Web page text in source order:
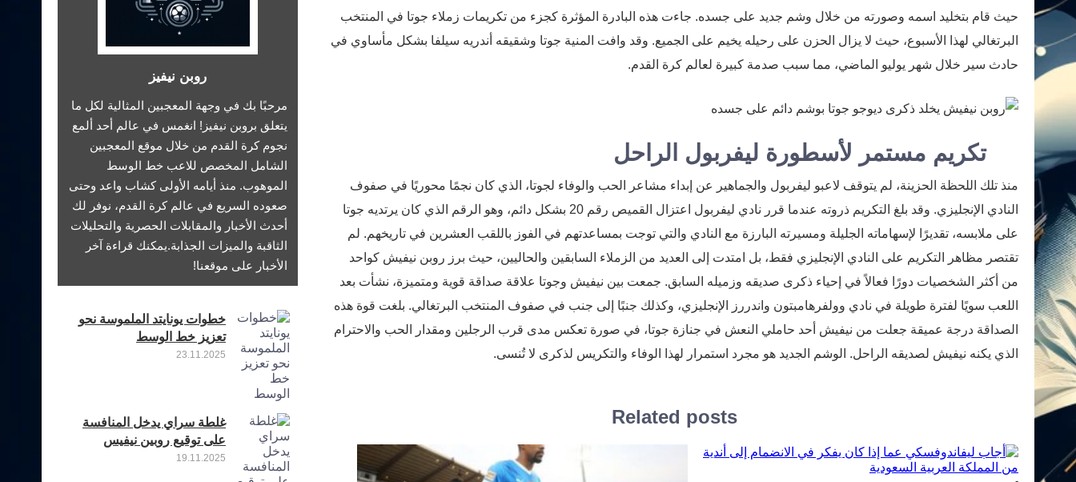
حيث قام بتخليد اسمه وصورته من خلال وشم جديد على جسده. جاءت هذه البادرة المؤثرة كجزء من تكريمات زملاء جوتا في المنتخب
البرتغالي لهذا الأسبوع، حيث لا يزال الحزن على رحيله يخيم على الجميع. وقد وافت المنية جوتا وشقيقه أندريه سيلفا بشكل مأساوي في
حادث سير خلال شهر يوليو الماضي، مما سبب صدمة كبيرة لعالم كرة القدم.
تكريم مستمر لأسطورة ليفربول الراحل
منذ تلك اللحظة الحزينة، لم يتوقف لاعبو ليفربول والجماهير عن إبداء مشاعر الحب والوفاء لجوتا، الذي كان نجمًا محوريًا في صفوف
النادي الإنجليزي. وقد بلغ التكريم ذروته عندما قرر نادي ليفربول اعتزال القميص رقم 20 بشكل دائم، وهو الرقم الذي كان يرتديه جوتا
على ملابسه، تقديرًا لإسهاماته الجليلة ومسيرته البارزة مع النادي والتي توجت بمساعدتهم في الفوز باللقب العشرين في تاريخهم. لم
تقتصر مظاهر التكريم على النادي الإنجليزي فقط، بل امتدت إلى العديد من الزملاء السابقين والحاليين، حيث برز روبن نيفيش كواحد
من أكثر الشخصيات دورًا فعالاً في إحياء ذكرى صديقه وزميله السابق. جمعت بين نيفيش وجوتا علاقة صداقة قوية ومتميزة، نشأت بعد
اللعب سويًا لفترة طويلة في نادي وولفرهامبتون واندررز الإنجليزي، وكذلك جنبًا إلى جنب في صفوف المنتخب البرتغالي. بلغت قوة هذه
الصداقة درجة عميقة جعلت من نيفيش أحد حاملي النعش في جنازة جوتا، في صورة تعكس مدى قرب الرجلين ومقدار الحب والاحترام
الذي يكنه نيفيش لصديقه الراحل. الوشم الجديد هو مجرد استمرار لهذا الوفاء والتكريس لذكرى لا تُنسى.
Related posts
روبن نيفيز
مرحبًا بك في وجهة المعجبين المثالية لكل ما
يتعلق بروبن نيفيز! انغمس في عالم أحد ألمع
نجوم كرة القدم من خلال موقع المعجبين
الشامل المخصص للاعب خط الوسط
الموهوب. منذ أيامه الأولى كشاب واعد وحتى
صعوده السريع في عالم كرة القدم، نوفر لك
أحدث الأخبار والمقابلات الحصرية والتحليلات
الثاقبة والميزات الجذابة.يمكنك قراءة آخر
الأخبار على موقعنا!
خطوات يونايتد الملموسة نحو
تعزيز خط الوسط
23.11.2025
غلطة سراي يدخل المنافسة
على توقيع روبين نيفيس
19.11.2025